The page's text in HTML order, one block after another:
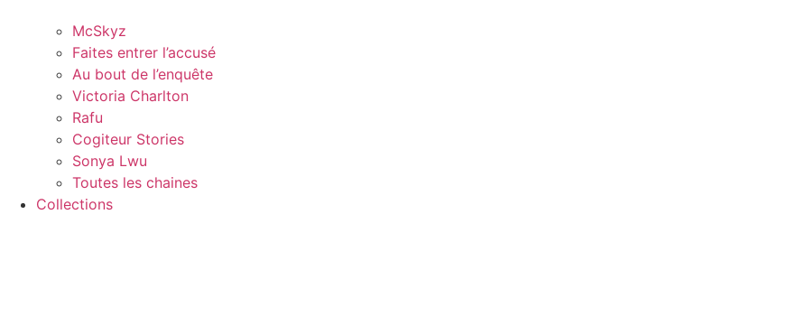
McSkyz
Faites entrer l’accusé
Au bout de l’enquête
Victoria Charlton
Rafu
Cogiteur Stories
Sonya Lwu
Toutes les chaines
Collections